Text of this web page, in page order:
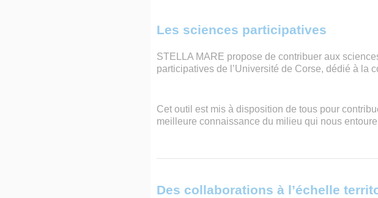
Les sciences participatives
STELLA MARE propose de contribuer aux
participatives de l’Université de Corse, dédié à la
Cet outil est mis à disposition de tous pour
meilleure connaissance du milieu qui nous
Des collaborations à l’échelle